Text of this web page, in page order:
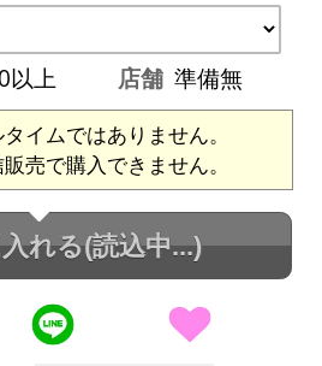
以上 店舗 準備無
イムではありません。
売で購入できません。
れる(読込中...)